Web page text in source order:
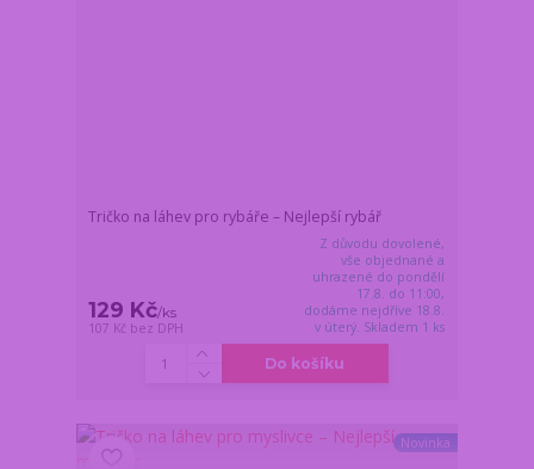
Tričko na láhev pro rybáře – Nejlepší rybář
129 Kč/ks
107 Kč bez DPH
Z důvodu dovolené,
vše objednané a
uhrazené do pondělí
17.8. do 11:00,
dodáme nejdříve 18.8.
v úterý. Skladem 1 ks
Do košíku
Novinka